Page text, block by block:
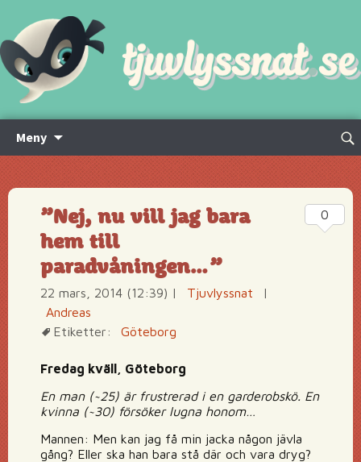
Meny
innehåll
Sök
”Nej, nu vill jag bara
hem till
paradvåningen…”
22 mars, 2014 (12:39) | Tjuvlyssnat
|
Andreas
Etiketter:
Göteborg
Fredag kväll, Göteborg
En man (~25) är frustrerad i en garderobskö. En
kvinna (~30) försöker lugna honom…
Mannen: Men kan jag få min jacka någon jävla
gång? Eller ska han bara stå där och vara dryg?
0